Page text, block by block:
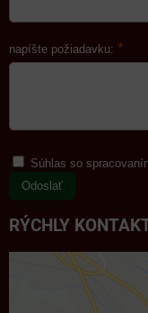
napíšte požiadavku: *
Súhlas so
Odoslať
RÝCHLY